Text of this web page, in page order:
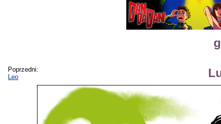
Poprzedni:
Leo